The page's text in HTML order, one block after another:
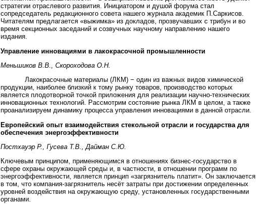
стратегии отраслевого развития. Инициатором и душой форума стал
сопредседатель редакционного совета нашего журнала академик П.Саркисов.
Читателям предлагается «выжимка» из докладов, прозвучавших с трибун и во
время секционных заседаний и созвучных научному направлению нашего
издания.
Управление инновациями в лакокрасочной промышленности
Меньшиков В.В., Скороходова О.Н.
Лакокрасочные материалы (ЛКМ) − один из важных видов химической
продукции, наиболее близкий к тому рынку товаров, производство которых
является плодотворной точкой приложения для реализации научно-технических
инновационных технологий. Рассмотрим состояние рынка ЛКМ в целом, а также
проанализируем динамику процесса управления инновациями в данной отрасли.
Европейский опыт взаимодействия стекольной отрасли и государства для
обеспечения энергоэффективности
Постхауэр Р., Гусева Т.В., Дайман С.Ю.
Ключевым принципом, применяющимся в отношениях бизнес-государство в
сфере охраны окружающей среды и, в частности, в отношении программ по
энергоэффективности, является принцип «загрязнитель платит». Он заключается
в том, что компания-загрязнитель несёт затраты при достижении определенных
уровней воздействия на окружающую среду, установленных государственными
органами.